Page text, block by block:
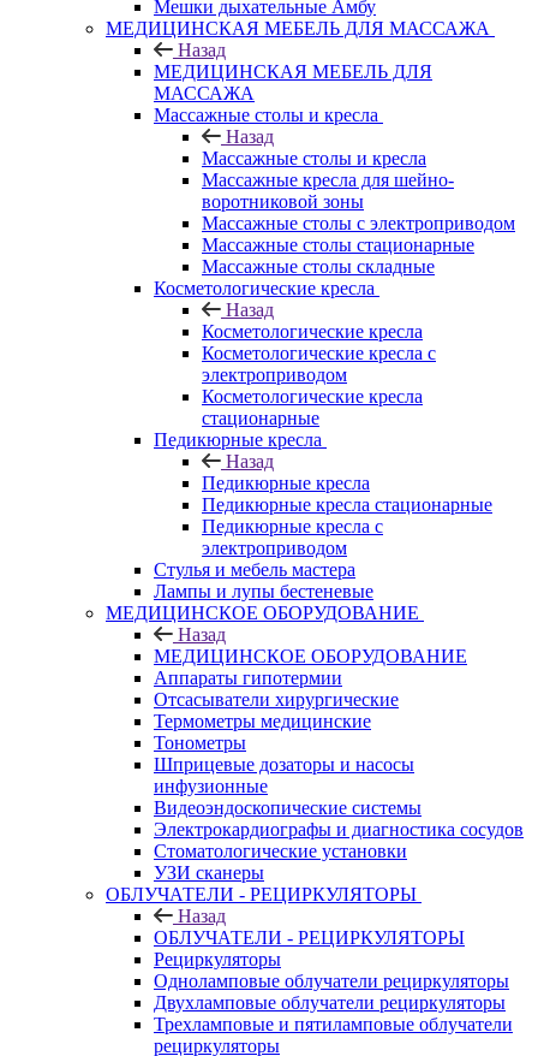
Мешки дыхательные Амбу
МЕДИЦИНСКАЯ МЕБЕЛЬ ДЛЯ МАССАЖА
Назад
МЕДИЦИНСКАЯ МЕБЕЛЬ ДЛЯ
МАССАЖА
Массажные столы и кресла
Назад
Массажные столы и кресла
Массажные кресла для шейно-
воротниковой зоны
Массажные столы с электроприводом
Массажные столы стационарные
Массажные столы складные
Косметологические кресла
Назад
Косметологические кресла
Косметологические кресла с
электроприводом
Косметологические кресла
стационарные
Педикюрные кресла
Назад
Педикюрные кресла
Педикюрные кресла стационарные
Педикюрные кресла с
электроприводом
Стулья и мебель мастера
Лампы и лупы бестеневые
МЕДИЦИНСКОЕ ОБОРУДОВАНИЕ
Назад
МЕДИЦИНСКОЕ ОБОРУДОВАНИЕ
Аппараты гипотермии
Отсасыватели хирургические
Термометры медицинские
Тонометры
Шприцевые дозаторы и насосы
инфузионные
Видеоэндоскопические системы
Электрокардиографы и диагностика сосудов
Стоматологические установки
УЗИ сканеры
ОБЛУЧАТЕЛИ - РЕЦИРКУЛЯТОРЫ
Назад
ОБЛУЧАТЕЛИ - РЕЦИРКУЛЯТОРЫ
Рециркуляторы
Одноламповые облучатели рециркуляторы
Двухламповые облучатели рециркуляторы
Трехламповые и пятиламповые облучатели
рециркуляторы